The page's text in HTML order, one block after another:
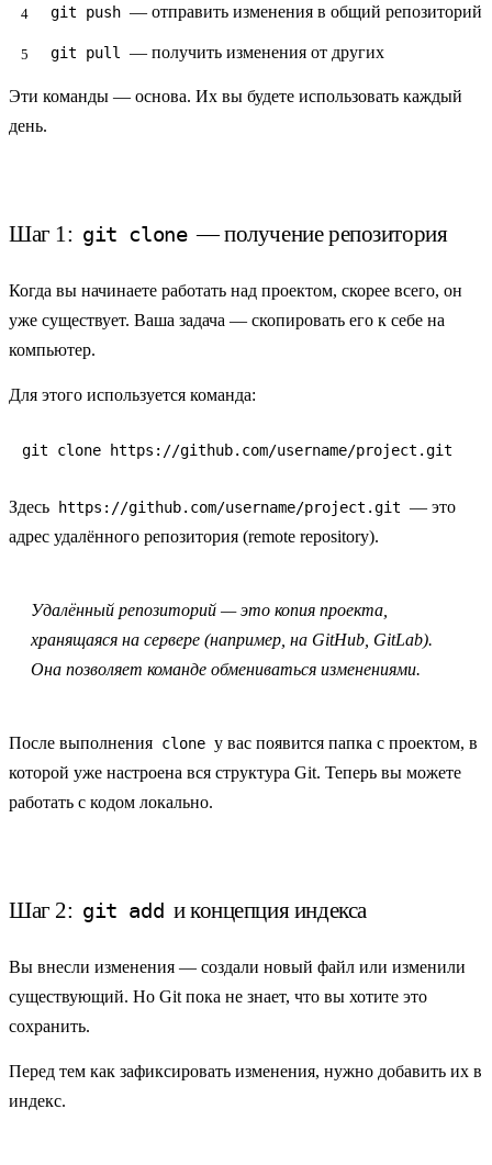
git push — отправить изменения в общий репозиторий
git pull — получить изменения от других
Эти команды — основа. Их вы будете использовать каждый
день.
Шаг 1: git clone — получение репозитория
Когда вы начинаете работать над проектом, скорее всего, он
уже существует. Ваша задача — скопировать его к себе на
компьютер.
Для этого используется команда:
git clone https://github.com/username/project.git
Здесь https://github.com/username/project.git — это
адрес удалённого репозитория (remote repository).
Удалённый репозиторий — это копия проекта,
хранящаяся на сервере (например, на GitHub, GitLab).
Она позволяет команде обмениваться изменениями.
После выполнения clone у вас появится папка с проектом, в
которой уже настроена вся структура Git. Теперь вы можете
работать с кодом локально.
Шаг 2: git add и концепция индекса
Вы внесли изменения — создали новый файл или изменили
существующий. Но Git пока не знает, что вы хотите это
сохранить.
Перед тем как зафиксировать изменения, нужно добавить их в
индекс.